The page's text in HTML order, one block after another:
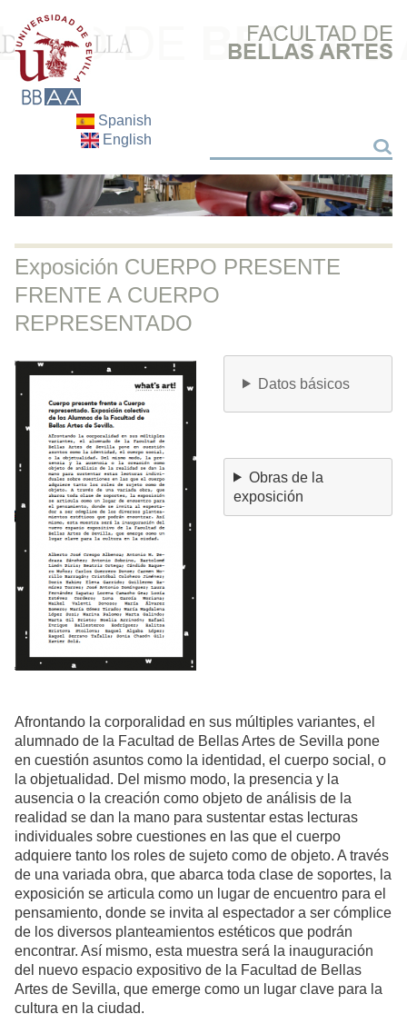
Spanish
English
Buscar
Exposición CUERPO PRESENTE
FRENTE A CUERPO
REPRESENTADO
Datos básicos
Obras de la
exposición
Afrontando la corporalidad en sus múltiples variantes, el
alumnado de la Facultad de Bellas Artes de Sevilla pone
en cuestión asuntos como la identidad, el cuerpo social, o
la objetualidad. Del mismo modo, la presencia y la
ausencia o la creación como objeto de análisis de la
realidad se dan la mano para sustentar estas lecturas
individuales sobre cuestiones en las que el cuerpo
adquiere tanto los roles de sujeto como de objeto. A través
de una variada obra, que abarca toda clase de soportes, la
exposición se articula como un lugar de encuentro para el
pensamiento, donde se invita al espectador a ser cómplice
de los diversos planteamientos estéticos que podrán
encontrar. Así mismo, esta muestra será la inauguración
del nuevo espacio expositivo de la Facultad de Bellas
Artes de Sevilla, que emerge como un lugar clave para la
cultura en la ciudad.